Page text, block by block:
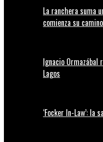
La ranchera suma
comienza su
Ignacio Ormazábal
Lagos
‘Focker In-Law’: la